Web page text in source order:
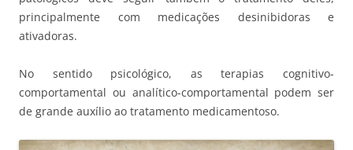
principalmente com medicações desinibidoras e
ativadoras.
No sentido psicológico, as terapias cognitivo-
comportamental ou analítico-comportamental podem ser
de grande auxílio ao tratamento medicamentoso.